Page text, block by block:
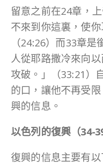
留意之前在24章，
不來到你這裏，使你
（24:26）而33章
人從耶路撒冷來向
攻破。」（33:21）
的口，讓他不再受
興的信息。
以色列的復興（34-
復興的信息主要有以